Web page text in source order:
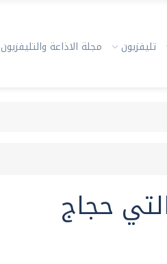
تليفزيون مجلة الاذاعة والتليفزيون
حجاج